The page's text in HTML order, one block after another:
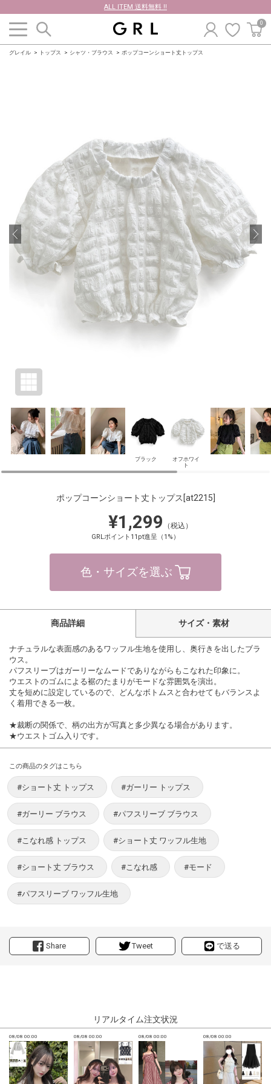
ALL ITEM 送料無料 !!
0
グレイル トップス シャツ・ブラウス ポップコーンショート丈トップス
ブラック
オフホワイ
ト
ポップコーンショート丈トップス [at2215]
¥1,299 （税込）
GRLポイント11pt進呈（1%）
色・サイズを選ぶ
Share Tweet で送る
商品詳細 サイズ・素材
ナチュラルな表面感のあるワッフル生地を使用し、奥行きを出したブラ
ウス。
パフスリーブはガーリーなムードでありながらもこなれた印象に。
ウエストのゴムによる裾のたまりがモードな雰囲気を演出。
丈を短めに設定しているので、どんなボトムスと合わせてもバランスよ
く着用できる一枚。
★裁断の関係で、柄の出方が写真と多少異なる場合があります。
★ウエストゴム入りです。
この商品のタグはこちら
#ショート丈 トップス #ガーリー トップス
#ガーリー ブラウス #パフスリーブ ブラウス
#こなれ感 トップス #ショート丈 ワッフル生地
#ショート丈 ブラウス #こなれ感 #モード
#パフスリーブ ワッフル生地
リアルタイム注文状況
08/08 00:00 08/08 00:00 08/08 00:00 08/08 00:00